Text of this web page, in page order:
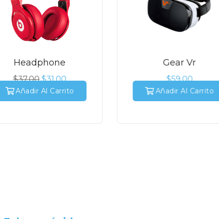
Headphone
$37.00 $31.00
Añadir Al Carrito
Gear Vr
$59.00
Añadir Al Carrito